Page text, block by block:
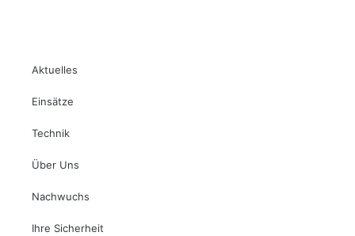
Aktuelles
Einsätze
Technik
Über Uns
Nachwuchs
Ihre Sicherheit